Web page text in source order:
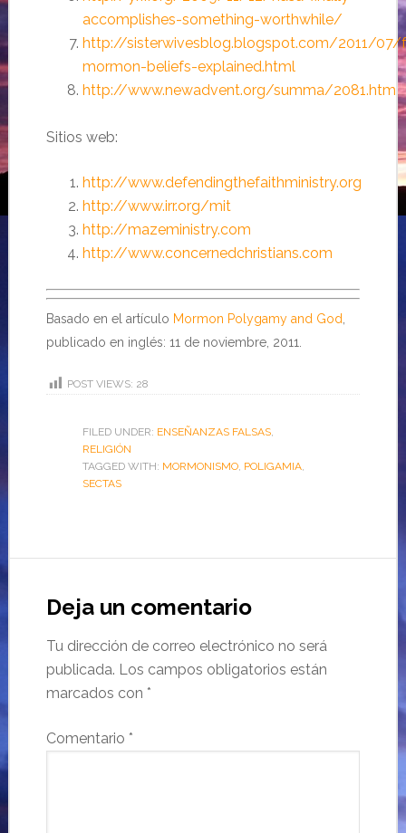
accomplishes-something-worthwhile/
http://sisterwivesblog.blogspot.com/2011/07/
mormon-beliefs-explained.html
http://www.newadvent.org/summa/2081.htm
Sitios web:
http://www.defendingthefaithministry.org
http://www.irr.org/mit
http://mazeministry.com
http://www.concernedchristians.com
Basado en el artículo Mormon Polygamy and God
publicado en inglés: 11 de noviembre, 2011.
POST VIEWS: 28
FILED UNDER: ENSEÑANZAS FALSAS,
RELIGIÓN
TAGGED WITH: MORMONISMO, POLIGAMIA,
SECTAS
Deja un comentario
Tu dirección de correo electrónico no será
publicada. Los campos obligatorios están
marcados con *
Comentario *